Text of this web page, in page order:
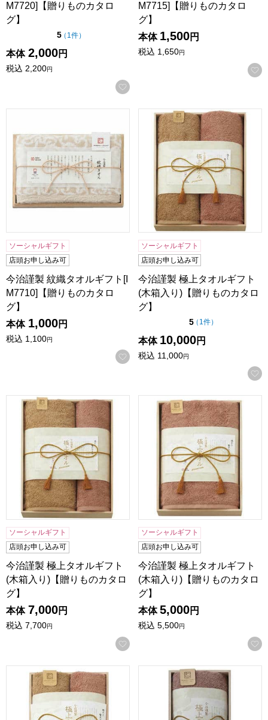
M7720]【贈りものカタロ
グ】
5点（5点満点中）
（ 1件の評価
）
本体 2,000円
税込 2,200円
お気に入りに登録する
M7715]【贈りものカタロ
グ】
本体 1,500円
税込 1,650円
今治謹製 紋織タオルギフト[IM7710]【贈りものカタログ】
ソーシャルギフト
店頭お申し込み可
今治謹製 紋織タオルギフト[I
M7710]【贈りものカタロ
グ】
本体 1,000円
税込 1,100円
お気に入りに登録する
今治謹製 極上タオルギフト(
ソーシャルギフト
店頭お申し込み可
今治謹製 極上タオルギフト
(木箱入り)【贈りものカタロ
グ】
5点（5点満点中）
（ 1件の評価
）
本体 10,000円
税込 11,000円
今治謹製 極上タオルギフト(木箱入り)【贈りものカタログ】
ソーシャルギフト
店頭お申し込み可
今治謹製 極上タオルギフト
(木箱入り)【贈りものカタロ
グ】
本体 7,000円
税込 7,700円
お気に入りに登録する
今治謹製 極上タオルギフト(
ソーシャルギフト
店頭お申し込み可
今治謹製 極上タオルギフト
(木箱入り)【贈りものカタロ
グ】
本体 5,000円
税込 5,500円
今治謹製 極上タオルギフト(木箱入り)【贈りものカタログ】
今治謹製 極上タオルギフト(